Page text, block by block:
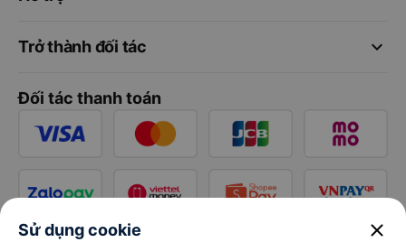
keyboard_arrow_down
Trở thành đối tác
Đối tác thanh toán
Sử dụng cookie close